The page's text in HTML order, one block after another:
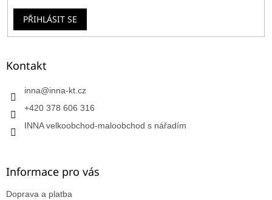
PŘIHLÁSIT SE
Kontakt
inna@inna-kt.cz
+420 378 606 316
INNA velkoobchod-maloobchod s nářadím
Informace pro vás
Doprava a platba